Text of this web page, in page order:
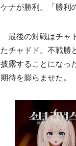
ケナが勝利。「勝利
最後の対戦はチャ
たチャドド。不戦勝
披露することになっ
期待を膨らませた。